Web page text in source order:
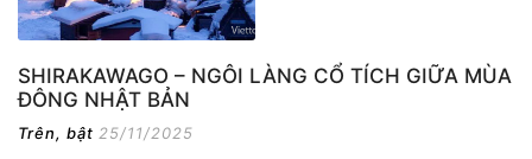
SHIRAKAWAGO – NGÔI LÀNG CỔ TÍCH GIỮA MÙA
ĐÔNG NHẬT BẢN
Trên, bật 25/11/2025